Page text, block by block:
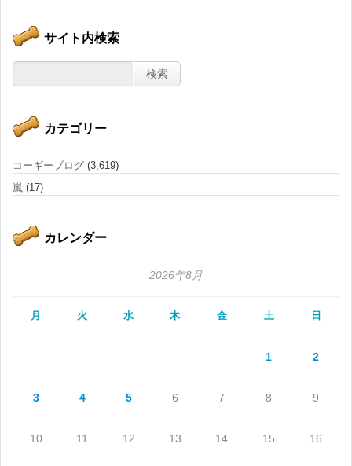
サイト内検索
カテゴリー
コーギーブログ (3,619)
嵐 (17)
カレンダー
2026年8月
月 火 水 木 金 土 日
1 2
3 4 5 6 7 8 9
10 11 12 13 14 15 16